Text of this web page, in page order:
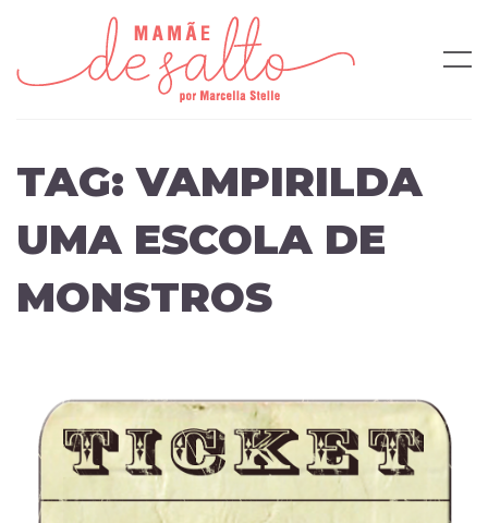
TAG:VAMPIRILDA
UMA ESCOLA DE
MONSTROS